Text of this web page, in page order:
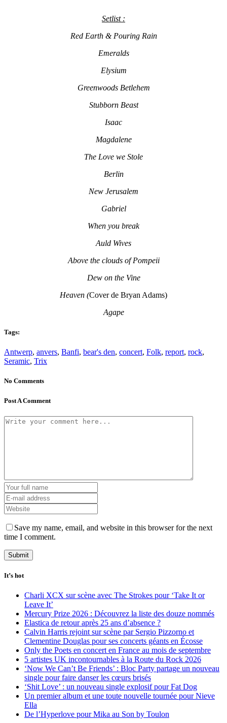
Setlist :
Red Earth & Pouring Rain
Emeralds
Elysium
Greenwoods Betlehem
Stubborn Beast
Isaac
Magdalene
The Love we Stole
Berlin
New Jerusalem
Gabriel
When you break
Auld Wives
Above the clouds of Pompeii
Dew on the Vine
Heaven (Cover de Bryan Adams)
Agape
Tags:
Antwerp, anvers, Banfi, bear's den, concert, Folk, report, rock,
Seramic, Trix
No Comments
Post A Comment
Save my name, email, and website in this browser for the next
time I comment.
It’s hot
Charli XCX sur scène avec The Strokes pour ‘Take It or
Leave It’
Mercury Prize 2026 : Découvrez la liste des douze nommés
Elastica de retour après 25 ans d’absence ?
Calvin Harris rejoint sur scène par Sergio Pizzorno et
Clementine Douglas pour ses concerts géants en Écosse
Only the Poets en concert en France au mois de septembre
5 artistes UK incontournables à la Route du Rock 2026
‘Now We Can’t Be Friends’ : Bloc Party partage un nouveau
single pour faire danser les cœurs brisés
‘Shit Love’ : un nouveau single explosif pour Fat Dog
Un premier album et une toute nouvelle tournée pour Nieve
Ella
De l’Hyperlove pour Mika au Son by Toulon